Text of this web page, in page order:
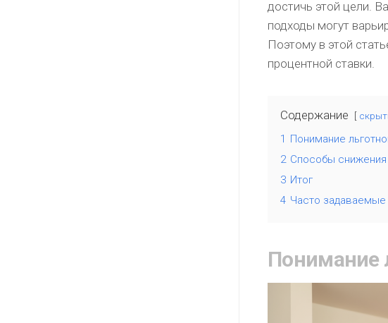
достичь этой цели.
подходы могут
Поэтому в этой
процентной ставки.
Содержание
1 Понимание
2 Способы снижения
3 Итог
4 Часто
Понимание